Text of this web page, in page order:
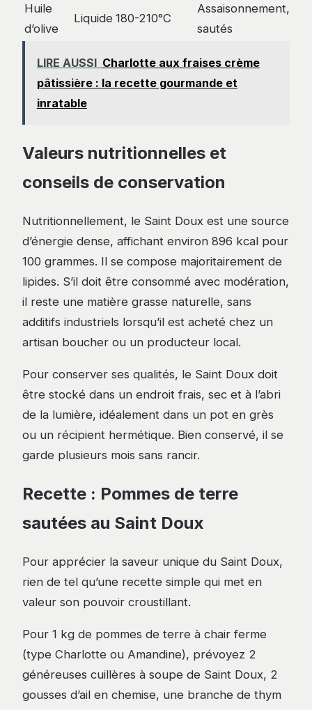
Huile
d’olive
Liquide 180-210°C
Assaisonnement,
sautés
LIRE AUSSI Charlotte aux fraises crème
pâtissière : la recette gourmande et
inratable
Valeurs nutritionnelles et
conseils de conservation
Nutritionnellement, le Saint Doux est une source
d’énergie dense, affichant environ 896 kcal pour
100 grammes. Il se compose majoritairement de
lipides. S’il doit être consommé avec modération,
il reste une matière grasse naturelle, sans
additifs industriels lorsqu’il est acheté chez un
artisan boucher ou un producteur local.
Pour conserver ses qualités, le Saint Doux doit
être stocké dans un endroit frais, sec et à l’abri
de la lumière, idéalement dans un pot en grès
ou un récipient hermétique. Bien conservé, il se
garde plusieurs mois sans rancir.
Recette : Pommes de terre
sautées au Saint Doux
Pour apprécier la saveur unique du Saint Doux,
rien de tel qu’une recette simple qui met en
valeur son pouvoir croustillant.
Pour 1 kg de pommes de terre à chair ferme
(type Charlotte ou Amandine), prévoyez 2
généreuses cuillères à soupe de Saint Doux, 2
gousses d’ail en chemise, une branche de thym